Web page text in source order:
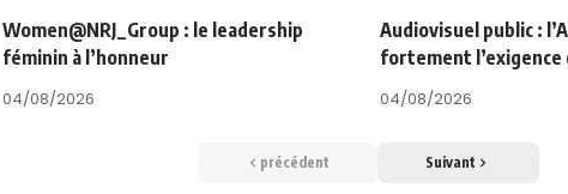
Women@NRJ_Group : le leadership
féminin à l’honneur
04/08/2026
Audiovisuel public :
fortement l’exigence
04/08/2026
précédent Suivant